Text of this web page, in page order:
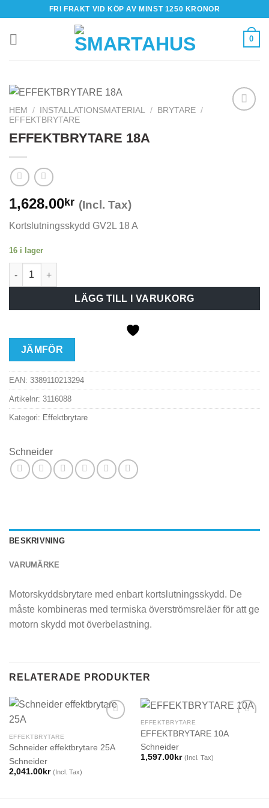
content
FRI FRAKT VID KÖP AV MINST 1250 KRONOR
0
HEM / INSTALLATIONSMATERIAL / BRYTARE /
EFFEKTBRYTARE
EFFEKTBRYTARE 18A
1,628.00kr (Incl. Tax)
Kortslutningsskydd GV2L 18 A
16 i lager
EFFEKTBRYTARE 18A mängd
LÄGG TILL I VARUKORG
JÄMFÖR
EAN: 3389110213294
Artikelnr: 3116088
Kategori: Effektbrytare
Schneider
BESKRIVNING
VARUMÄRKE
Motorskyddsbrytare med enbart kortslutningsskydd. De
måste kombineras med termiska överströmsreläer för att ge
motorn skydd mot överbelastning.
RELATERADE PRODUKTER
EFFEKTBRYTARE
Schneider effektbrytare 25A
Schneider
2,041.00kr (Incl. Tax)
EFFEKTBRYTARE
EFFEKTBRYTARE 10A
Schneider
1,597.00kr (Incl. Tax)